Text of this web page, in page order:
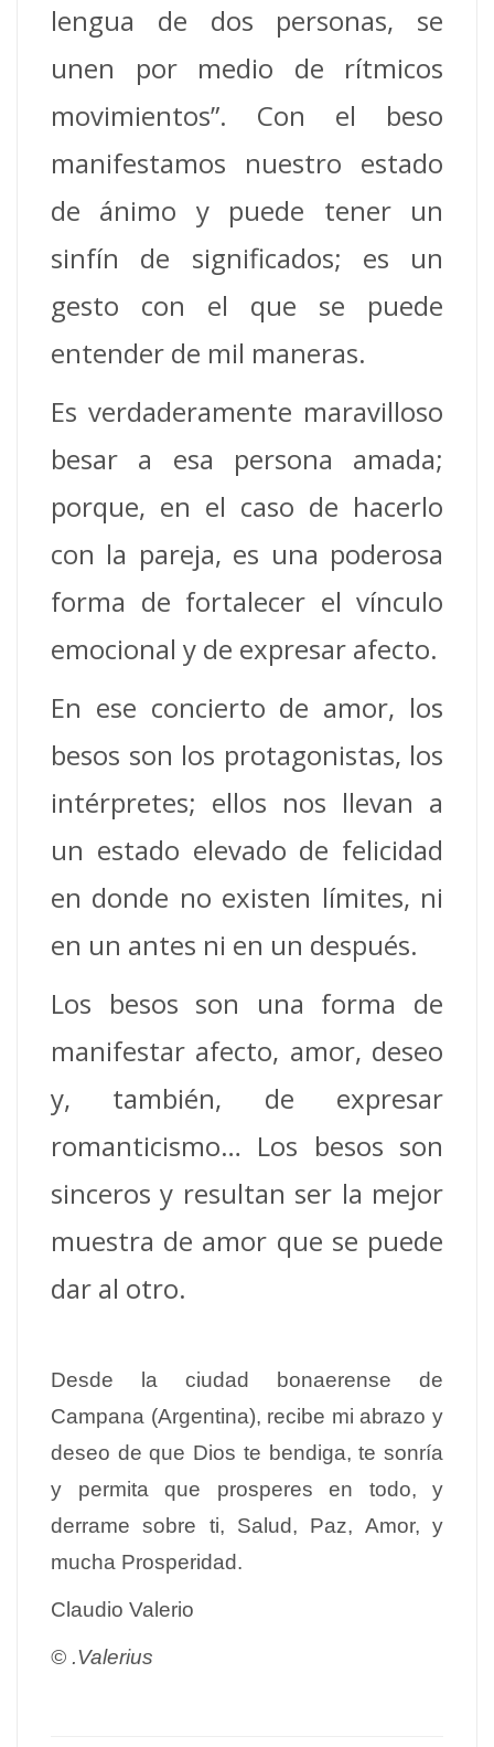
lengua de dos personas, se
unen por medio de rítmicos
movimientos”. Con el beso
manifestamos nuestro estado
de ánimo y puede tener un
sinfín de significados; es un
gesto con el que se puede
entender de mil maneras.
Es verdaderamente maravilloso
besar a esa persona amada;
porque, en el caso de hacerlo
con la pareja, es una poderosa
forma de fortalecer el vínculo
emocional y de expresar afecto.
En ese concierto de amor, los
besos son los protagonistas, los
intérpretes; ellos nos llevan a
un estado elevado de felicidad
en donde no existen límites, ni
en un antes ni en un después.
Los besos son una forma de
manifestar afecto, amor, deseo
y, también, de expresar
romanticismo… Los besos son
sinceros y resultan ser la mejor
muestra de amor que se puede
dar al otro.
Desde la ciudad bonaerense de
Campana (Argentina), recibe mi abrazo y
deseo de que Dios te bendiga, te sonría
y permita que prosperes en todo, y
derrame sobre ti, Salud, Paz, Amor, y
mucha Prosperidad.
Claudio Valerio
© .Valerius